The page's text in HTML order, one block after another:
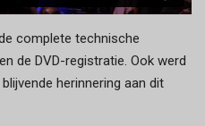
complete technische
de DVD-registratie. Ook werd
herinnering aan dit